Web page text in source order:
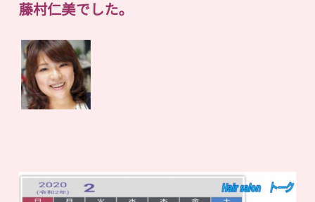
藤村仁美でした。